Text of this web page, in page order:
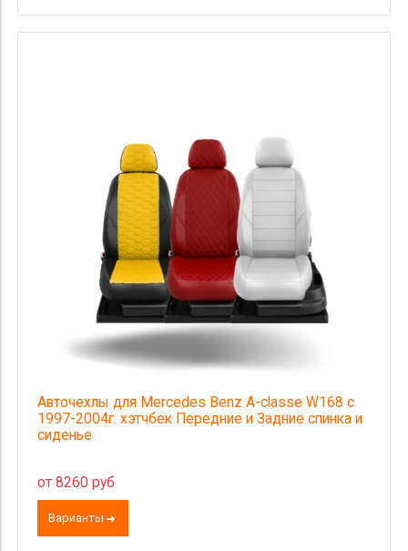
Авточехлы для Mercedes Benz A-classe W168 с
1997-2004г. хэтчбек Передние и Задние спинка и
сиденье
от 8260 руб
Варианты